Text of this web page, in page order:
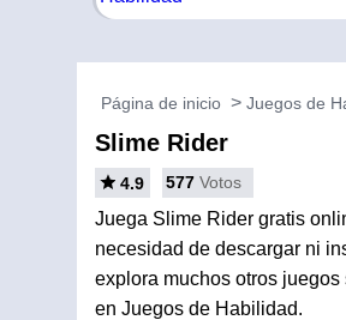
Página de inicio Juegos de
Slime Rider
4.9 577 Votos
Juega Slime Rider gratis
necesidad de descargar ni
explora muchos otros juegos
en Juegos de Habilidad.